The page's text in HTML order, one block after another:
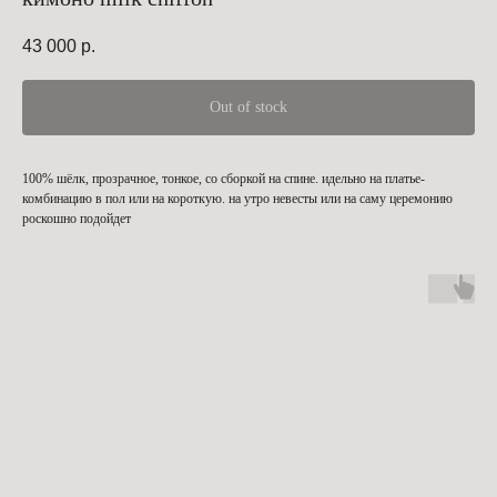
43 000 р.
Out of stock
100% шёлк, прозрачное, тонкое, со сборкой на спине. идельно на платье-
комбинацию в пол или на короткую. на утро невесты или на саму церемонию
роскошно подойдет